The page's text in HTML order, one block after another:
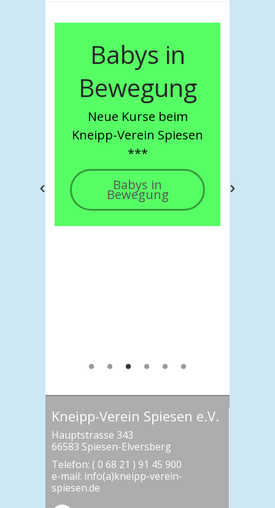
Babys in
Bewegung
Neue Kurse beim
Kneipp-Verein Spiesen
***
Babys in
Bewegung
Kneipp-Verein Spiesen e.V.
Hauptstrasse 343
66583 Spiesen-Elversberg
Telefon: ( 0 68 21 ) 91 45 900
e-mail: info(a)kneipp-verein-
spiesen.de